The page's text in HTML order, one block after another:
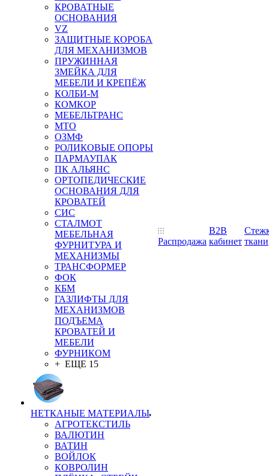
КРОВАТНЫЕ
ОСНОВАНИЯ
VZ
ЗАЩИТНЫЕ КОРОБА
ДЛЯ МЕХАНИЗМОВ
ПРУЖИННАЯ
ЗМЕЙКА ДЛЯ
МЕБЕЛИ И КРЕПЁЖ
КОЛБИ-М
КОМКОР
МЕБЕЛЬТРАНС
MTO
ОЗМФ
РОЛИКОВЫЕ ОПОРЫ
ПАРМАУПАК
ПК АЛЬЯНС
ОРТОПЕДИЧЕСКИЕ
ОСНОВАНИЯ ДЛЯ
КРОВАТЕЙ
СИС
СТАЛМОТ
МЕБЕЛЬНАЯ
ФУРНИТУРА И
МЕХАНИЗМЫ
ТРАНСФОРМЕР
ФОК
КБМ
ГАЗЛИФТЫ ДЛЯ
МЕХАНИЗМОВ
ПОДЪЕМА
КРОВАТЕЙ И
МЕБЕЛИ
ФУРНИКОМ
+ ЕЩЕ 15
НЕТКАНЫЕ МАТЕРИАЛЫ
АГРОТЕКСТИЛЬ
ВАЛЮТИН
ВАТИН
ВОЙЛОК
КОВРОЛИН
Распродажа
B2B
кабинет ткани